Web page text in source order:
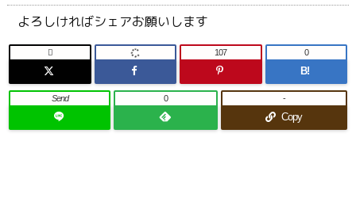
よろしければシェアお願いします
 107
B!
0
Send 0
Copy
-